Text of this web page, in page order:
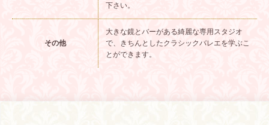
下さい。
その他
大きな鏡とバーがある綺麗な専用スタジオ
で、きちんとしたクラシックバレエを学ぶこ
とができます。